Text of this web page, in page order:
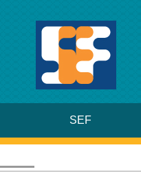
SEF